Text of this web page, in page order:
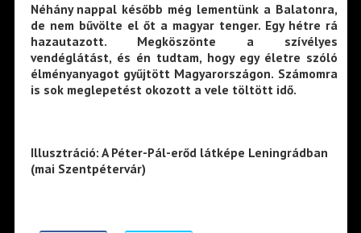
Néhány nappal később még lementünk a Balatonra,
de nem bűvölte el őt a magyar tenger. Egy hétre rá
hazautazott. Megköszönte a szívélyes
vendéglátást, és én tudtam, hogy egy életre szóló
élményanyagot gyűjtött Magyarországon. Számomra
is sok meglepetést okozott a vele töltött idő.
Illusztráció: A Péter-Pál-erőd látképe Leningrádban
(mai Szentpétervár)